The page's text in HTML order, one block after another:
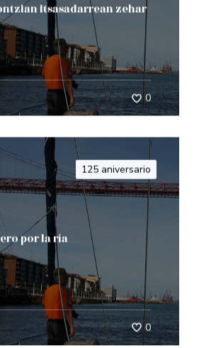
itsasadarrean zehar
0
125 aniversario
por la ría
0